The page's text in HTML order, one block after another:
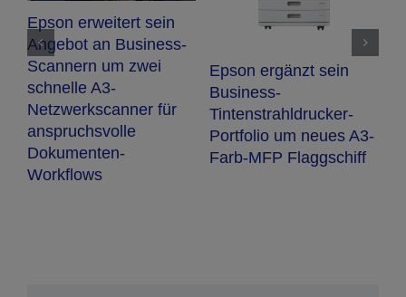
Epson erweitert sein
Angebot an Business-
Scannern um zwei
schnelle A3-
Netzwerkscanner für
anspruchsvolle
Dokumenten-
Workflows
Epson ergänzt sein
Business-
Tintenstrahldrucker-
Portfolio um neues A3-
Farb-MFP Flaggschiff